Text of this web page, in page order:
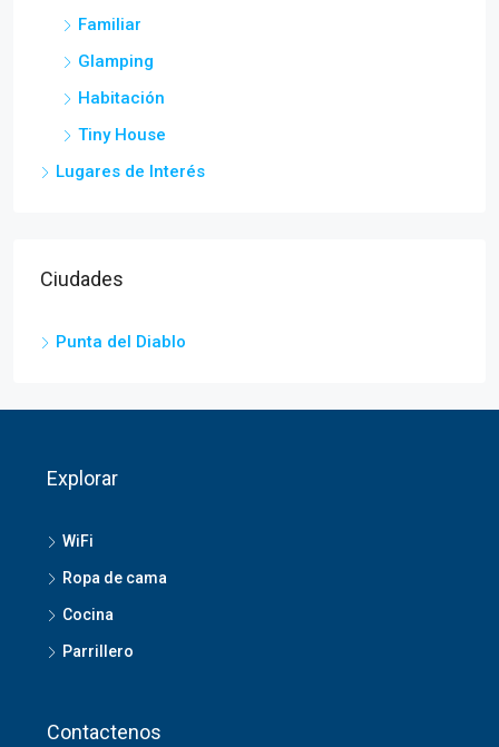
Familiar
Glamping
Habitación
Tiny House
Lugares de Interés
Ciudades
Punta del Diablo
Explorar
WiFi
Ropa de cama
Cocina
Parrillero
Contactenos